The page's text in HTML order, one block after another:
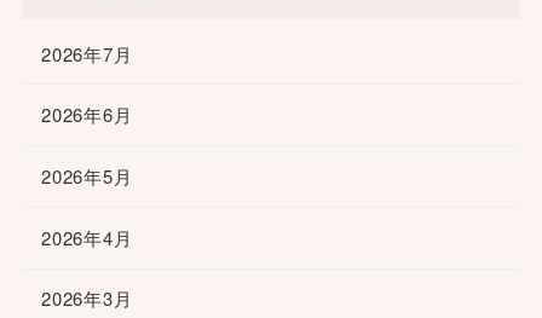
2026年7月
2026年6月
2026年5月
2026年4月
2026年3月